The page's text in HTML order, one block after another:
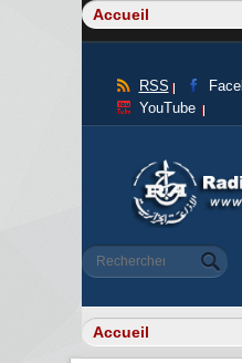
RSS
YouTube
Formulaire
Rechercher